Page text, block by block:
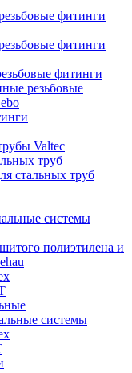
фитинги
фитинги
фитинги
резьбовые
Valtec
труб
стальных труб
системы
полиэтилена и
системы